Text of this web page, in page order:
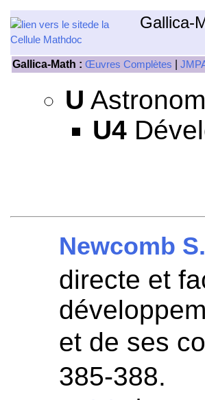
Gallica-
Gallica-Math : Œuvres Complètes
U
U4
Newcomb S.
directe et
et de ses
385-388.